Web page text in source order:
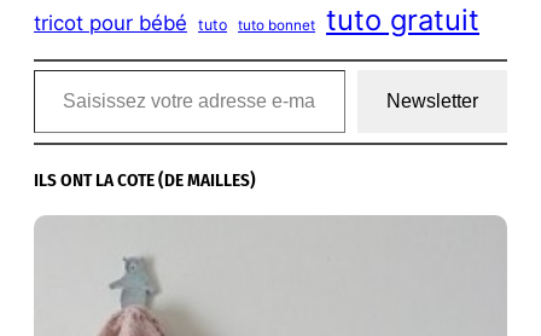
tricot pour bébé tuto tuto bonnet tuto gratuit
Saisissez votre adresse e-mail…
Newsletter
ILS ONT LA COTE (DE MAILLES)